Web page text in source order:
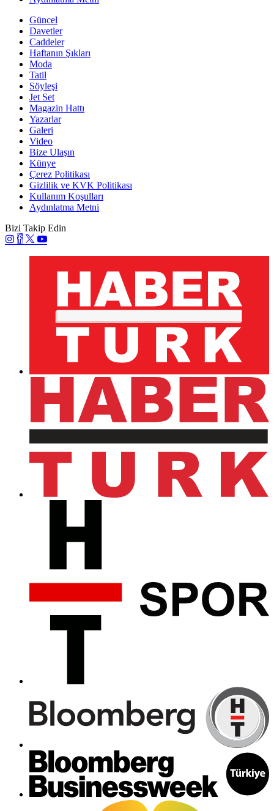
Güncel
Davetler
Caddeler
Haftanın Şıkları
Moda
Tatil
Söyleşi
Jet Set
Magazin Hattı
Yazarlar
Galeri
Video
Bize Ulaşın
Künye
Çerez Politikası
Gizlilik ve KVK Politikası
Kullanım Koşulları
Aydınlatma Metni
Bizi Takip Edin